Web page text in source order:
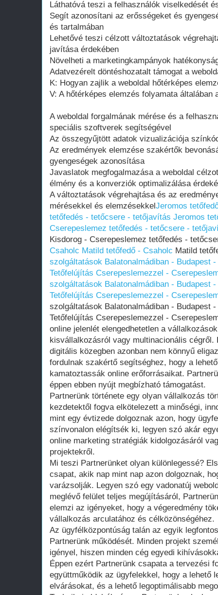
Láthatóvá teszi a felhasználók viselkedését
Segít azonosítani az erősségeket és
és tartalmában
Lehetővé teszi célzott változtatások
javítása érdekében
Növelheti a marketingkampányok
Adatvezérelt döntéshozatalt támogat a
K: Hogyan zajlik a weboldal hőtérképes
V: A hőtérképes elemzés folyamata általában
A weboldal forgalmának mérése és a
speciális szoftverek segítségével
Az összegyűjtött adatok vizualizációja
Az eredmények elemzése szakértők
gyengeségek azonosítása
Javaslatok megfogalmazása a weboldal
élmény és a konverziók optimalizálása
A változtatások végrehajtása és az
mérésekkel és elemzésekkelJeromos
tetőfedés - tetőcsere - tetőjavítás Jeromos
Cserepeslemez tetőfedés - tetőcsere -
Kisdorog - Cserepeslemez tetőfedés -
Csaholc Matild tetőfedő - Csaholc Matild
szolgáltatások Balatonalmádiban - Budapest
Tetőfelújítás Cserepeslemezzel -
szolgáltatások Balatonalmádiban - Budapest
Tetőfelújítás Cserepeslemezzel -
szolgáltatások Balatonalmádiban - Budapest
Tetőfelújítás Cserepeslemezzel -
online jelenlét elengedhetetlen a
kisvállalkozásról vagy multinacionális cégről.
digitális közegben azonban nem könnyű
fordulnak szakértő segítséghez, hogy a
kamatoztassák online erőforrásaikat.
éppen ebben nyújt megbízható támogatást.
Partnerünk története egy olyan vállalkozás
kezdetektől fogva elkötelezett a minőségi,
mint egy évtizede dolgoznak azon, hogy
színvonalon elégítsék ki, legyen szó akár
online marketing stratégiák kidolgozásáról
projektekről.
Mi teszi Partnerünket olyan különlegessé?
csapat, akik nap mint nap azon dolgoznak,
varázsolják. Legyen szó egy vadonatúj
meglévő felület teljes megújításáról,
elemzi az igényeket, hogy a végeredmény
vállalkozás arculatához és célközönségéhez.
Az ügyfélközpontúság talán az egyik
Partnerünk működését. Minden projekt
igényel, hiszen minden cég egyedi
Éppen ezért Partnerünk csapata a tervezési
együttműködik az ügyfelekkel, hogy a lehető
elvárásokat, és a lehető legoptimálisabb